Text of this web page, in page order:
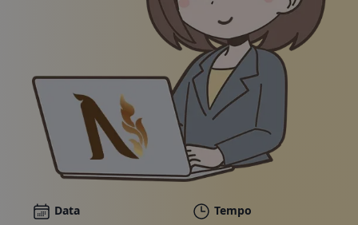
Negozio online
Chiamateci
Buoni
Data Tempo